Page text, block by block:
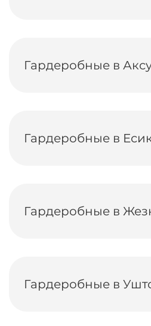
Гардеробные в
Гардеробные в
Гардеробные в
Гардеробные в